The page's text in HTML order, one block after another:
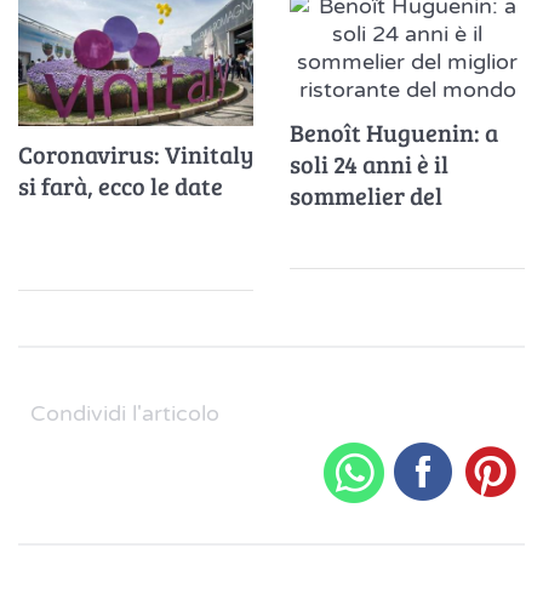
Coronavirus: Vinitaly
si farà, ecco le date
Benoît Huguenin: a
soli 24 anni è il
sommelier del
Condividi l'articolo